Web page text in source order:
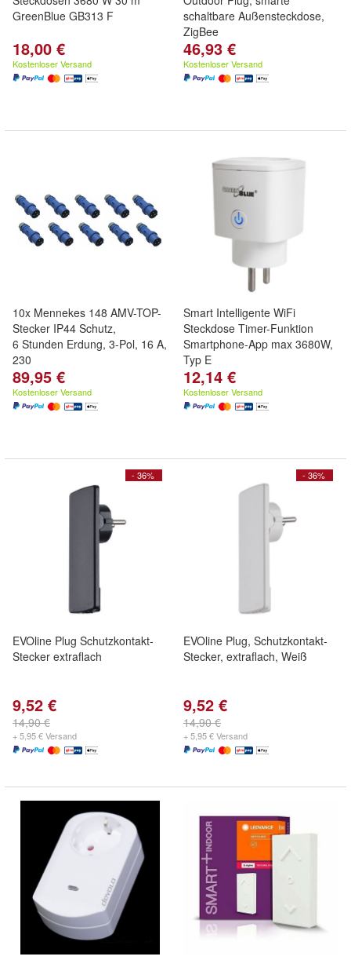
GreenBlue GB313 F
18,00 €
Kostenloser Versand
schaltbare Außensteckdose,
ZigBee
46,93 €
Kostenloser Versand
10x Mennekes 148 AMV-TOP-
Stecker IP44 Schutz,
6 Stunden Erdung, 3-Pol, 16 A,
230
89,95 €
Kostenloser Versand
Smart Intelligente WiFi
Steckdose Timer-Funktion
Smartphone-App max 3680W,
Typ E
12,14 €
Kostenloser Versand
- 36%
EVOline Plug Schutzkontakt-
Stecker extraflach
9,52 €
14,90 €
+ 5,95 € Versand
- 36%
EVOline Plug, Schutzkontakt-
Stecker, extraflach, Weiß
9,52 €
14,90 €
+ 5,95 € Versand